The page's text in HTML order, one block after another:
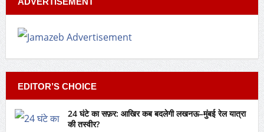
EDITOR’S CHOICE
24 घंटे का सफ़र: आखिर कब बदलेगी लखनऊ–मुंबई रेल यात्रा
की तस्वीर?